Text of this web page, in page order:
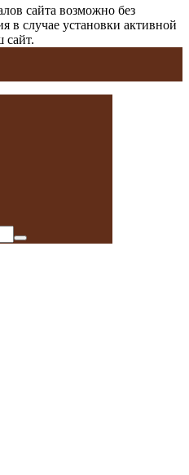
сайта возможно без
в случае установки активной
сайт.